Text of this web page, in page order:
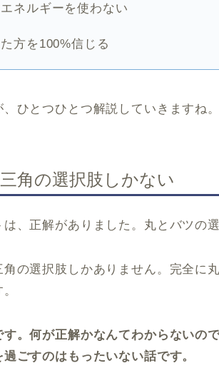
ネルギーを使わない
方を100%信じる
、ひとつひとつ解説していきますね。
角の選択肢しかない
、正解がありました。丸とバツの
の選択肢しかありません。完全に
。何が正解かなんてわからないの
ごすのはもったいない話です。